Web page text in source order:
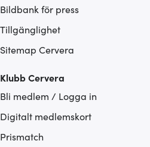
Bildbank för press
Tillgänglighet
Sitemap Cervera
Klubb Cervera
Bli medlem / Logga in
Digitalt medlemskort
Prismatch